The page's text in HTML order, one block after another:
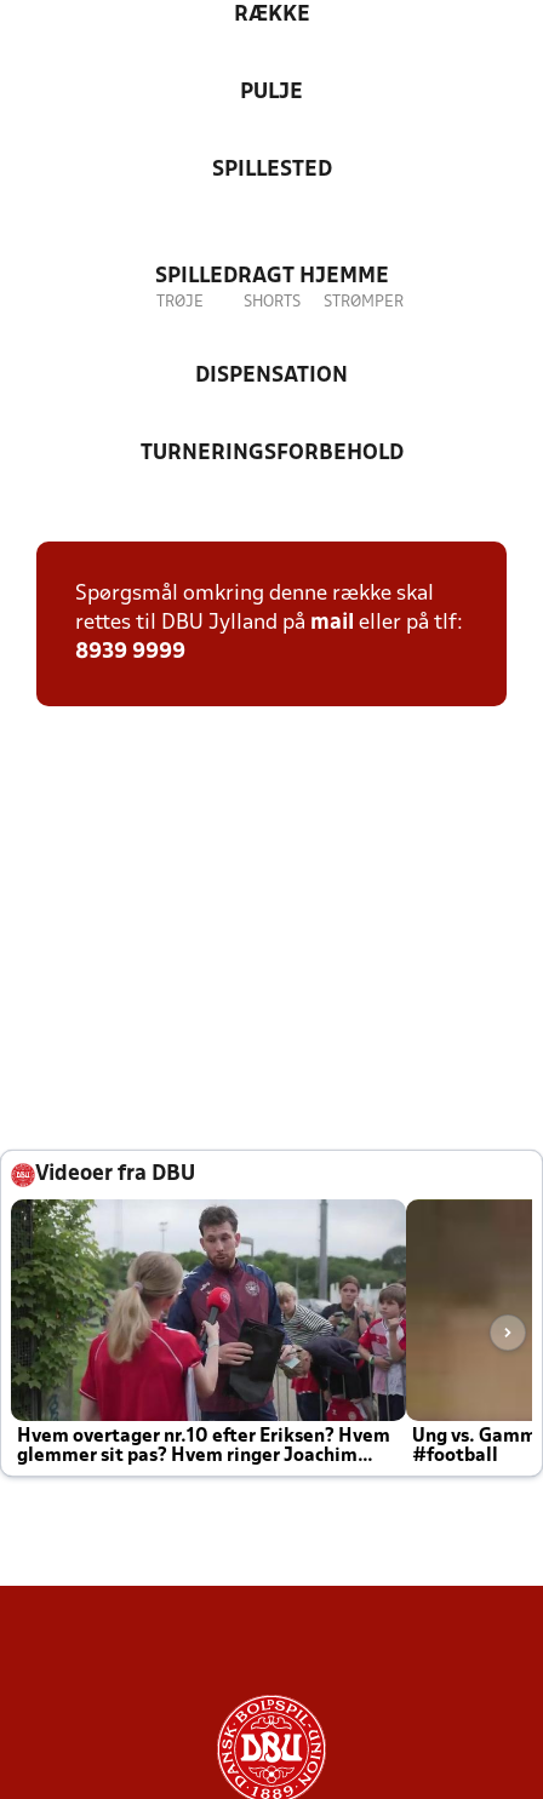
RÆKKE
PULJE
SPILLESTED
SPILLEDRAGT HJEMME
TRØJE SHORTS STRØMPER
DISPENSATION
TURNERINGSFORBEHOLD
Spørgsmål omkring denne række skal
rettes til DBU Jylland på mail eller på tlf:
8939 9999
Videoer fra DBU
Hvem overtager nr.10 efter Eriksen? Hvem
glemmer sit pas? Hvem ringer Joachim
altid til efter kampe?
Ung vs.
#football